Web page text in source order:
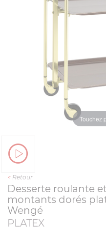
Touchez
< Retour
Desserte roulante
montants dorés
Wengé
PLATEX